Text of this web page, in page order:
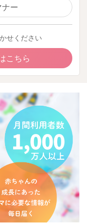
ー
せください
こちら